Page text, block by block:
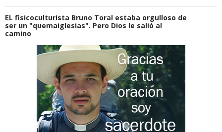
EL fisicoculturista Bruno Toral estaba orgulloso de
ser un "quemaiglesias". Pero Dios le salió al
camino